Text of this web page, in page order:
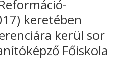
keretében
kerül sor
Főiskola